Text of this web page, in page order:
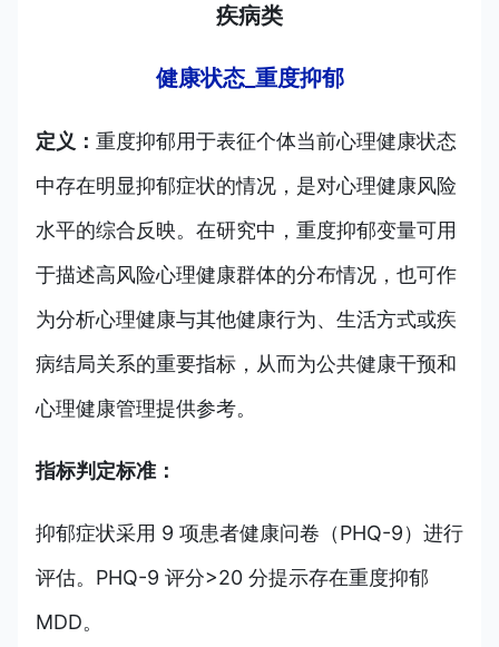
疾病类
健康状态_重度抑郁
定义： 重度抑郁用于表征个体当前心理健康状态
中存在明显抑郁症状的情况，是对心理健康风险
水平的综合反映。在研究中，重度抑郁变量可用
于描述高风险心理健康群体的分布情况，也可作
为分析心理健康与其他健康行为、生活方式或疾
病结局关系的重要指标，从而为公共健康干预和
心理健康管理提供参考。
指标判定标准：
抑郁症状采用 9 项患者健康问卷（PHQ-9）进行
评估。PHQ-9 评分>20 分提示存在重度抑郁
MDD。